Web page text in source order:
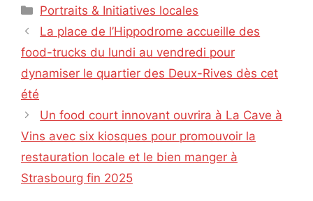
Catégories
Portraits & Initiatives locales
La place de l’Hippodrome accueille des
food-trucks du lundi au vendredi pour
dynamiser le quartier des Deux-Rives dès cet
été
Un food court innovant ouvrira à La Cave à
Vins avec six kiosques pour promouvoir la
restauration locale et le bien manger à
Strasbourg fin 2025